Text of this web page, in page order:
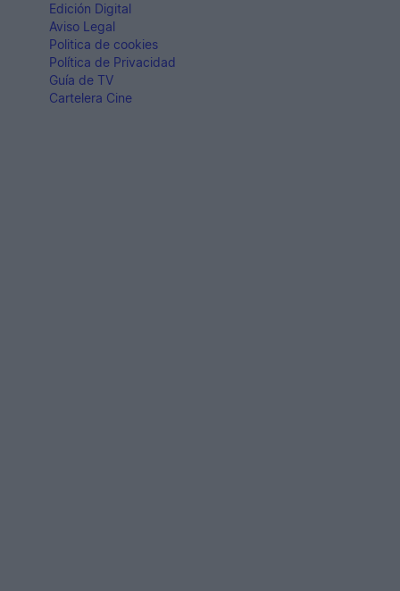
Edición Digital
Aviso Legal
Politica de cookies
Política de Privacidad
Guía de TV
Cartelera Cine